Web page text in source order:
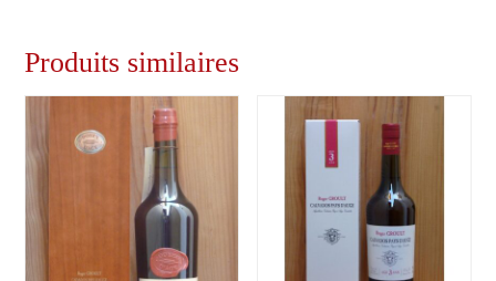
Produits similaires